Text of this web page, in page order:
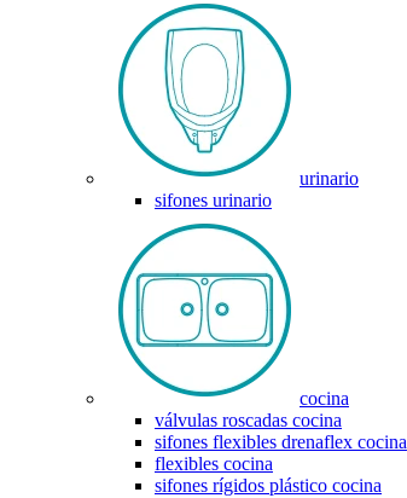
urinario
sifones urinario
cocina
válvulas roscadas cocina
sifones flexibles drenaflex cocina
flexibles cocina
sifones rígidos plástico cocina